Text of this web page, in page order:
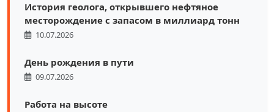
История геолога, открывшего нефтяное
месторождение с запасом в миллиард тонн
10.07.2026
День рождения в пути
09.07.2026
Работа на высоте